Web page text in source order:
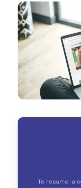
Te resumo la